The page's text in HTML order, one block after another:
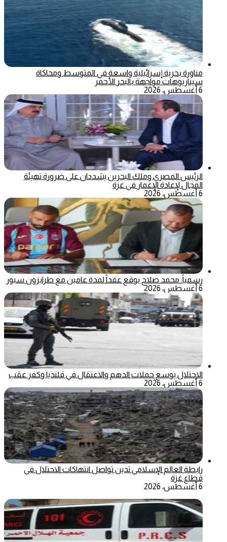
مناورة بحرية إسرائيلية واسعة في المتوسط ومحاكاة
سيناريوهات مواجهة بالبحر الأحمر
6 أغسطس، 2026
الرئيس المصري وملك البحرين يشددان على ضرورة تهيئة
المجال لإعادة الإعمار في غزة
6 أغسطس، 2026
رسمياً: محمد صلاح يوقع عقداً لمدة عامين مع طرابزون سبور
6 أغسطس، 2026
الاحتلال يوسع حملات الدهم والاعتقال في قلنديا وكفر عقب
6 أغسطس، 2026
رابطة العالم الإسلامي تدين تواصل انتهاكات الاحتلال في
قطاع غزة
6 أغسطس، 2026